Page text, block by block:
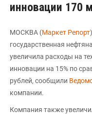
инновации 170
МОСКВА (Маркет Репорт
государственная
увеличила расходы на
инновации на 15% по
рублей, сообщили
компании.
Компания также